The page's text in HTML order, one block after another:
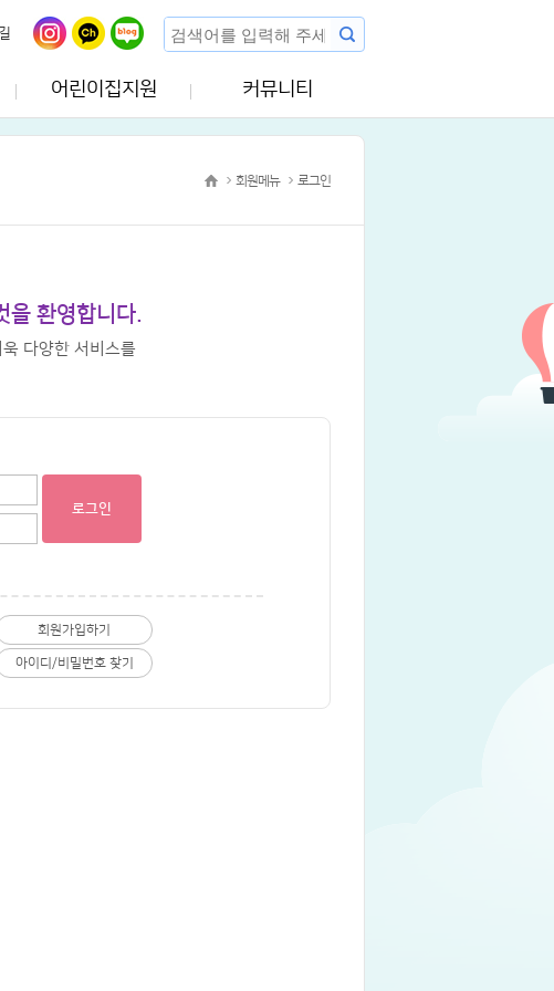
어린이집지원 커뮤니티
회원메뉴 로그인
을 환영합니다.
다양한 서비스를
로그인
회원가입하기
아이디/비밀번호 찾기